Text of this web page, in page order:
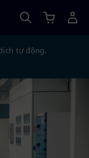
tự động.